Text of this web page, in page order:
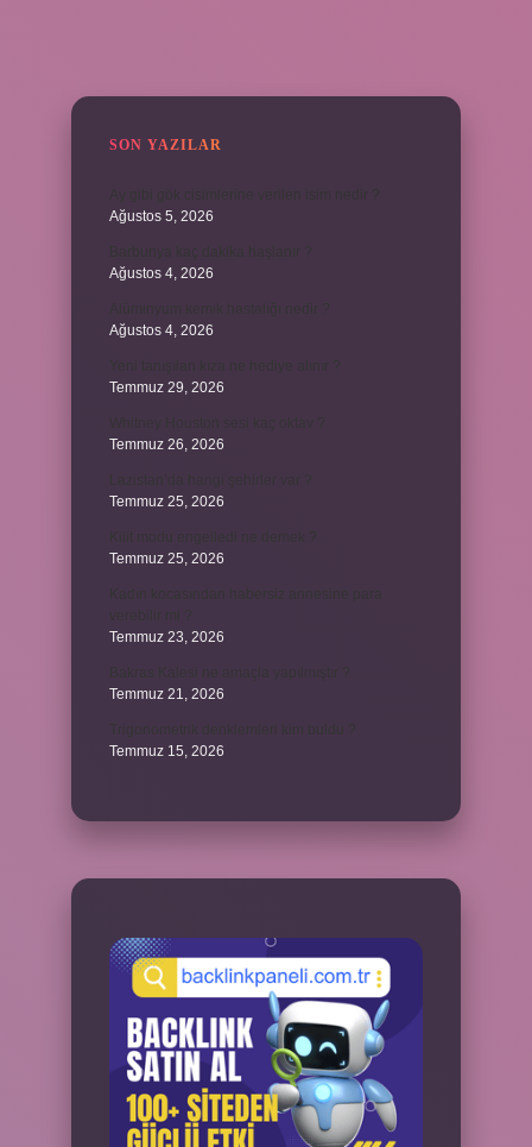
SON YAZILAR
Ağustos 5, 2026
Ağustos 4, 2026
Ağustos 4, 2026
Temmuz 29, 2026
Temmuz 26, 2026
Temmuz 25, 2026
Temmuz 25, 2026
Temmuz 23, 2026
Temmuz 21, 2026
Temmuz 15, 2026